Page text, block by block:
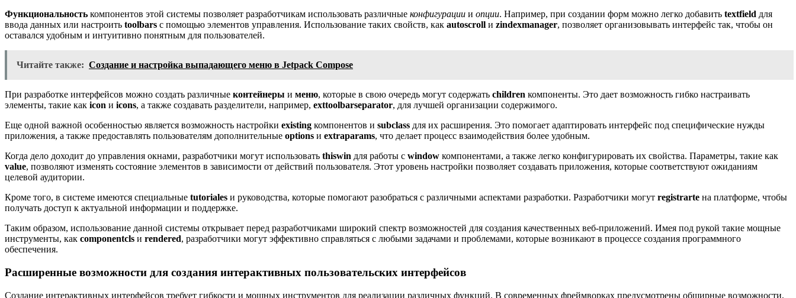
Функциональность компонентов этой системы позволяет разработчикам использовать различные конфигурации и опции. Например, при создании форм можно легко добавить textfield для
ввода данных или настроить toolbars с помощью элементов управления. Использование таких свойств, как autoscroll и zindexmanager, позволяет организовывать интерфейс так, чтобы он
оставался удобным и интуитивно понятным для пользователей.
Читайте также: Создание и настройка выпадающего меню в Jetpack Compose
При разработке интерфейсов можно создать различные контейнеры и меню, которые в свою очередь могут содержать children компоненты. Это дает возможность гибко настраивать
элементы, такие как icon и icons, а также создавать разделители, например, exttoolbarseparator, для лучшей организации содержимого.
Еще одной важной особенностью является возможность настройки existing компонентов и subclass для их расширения. Это помогает адаптировать интерфейс под специфические нужды
приложения, а также предоставлять пользователям дополнительные options и extraparams, что делает процесс взаимодействия более удобным.
Когда дело доходит до управления окнами, разработчики могут использовать thiswin для работы с window компонентами, а также легко конфигурировать их свойства. Параметры, такие как
value, позволяют изменять состояние элементов в зависимости от действий пользователя. Этот уровень настройки позволяет создавать приложения, которые соответствуют ожиданиям
целевой аудитории.
Кроме того, в системе имеются специальные tutoriales и руководства, которые помогают разобраться с различными аспектами разработки. Разработчики могут registrarte на платформе, чтобы
получать доступ к актуальной информации и поддержке.
Таким образом, использование данной системы открывает перед разработчиками широкий спектр возможностей для создания качественных веб-приложений. Имея под рукой такие мощные
инструменты, как componentcls и rendered, разработчики могут эффективно справляться с любыми задачами и проблемами, которые возникают в процессе создания программного
обеспечения.
Расширенные возможности для создания интерактивных пользовательских интерфейсов
Создание интерактивных интерфейсов требует гибкости и мощных инструментов для реализации различных функций. В современных фреймворках предусмотрены обширные возможности,